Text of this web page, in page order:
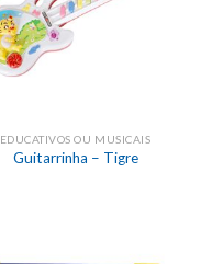
EDUCATIVOS OU MUSICAIS
Guitarrinha – Tigre